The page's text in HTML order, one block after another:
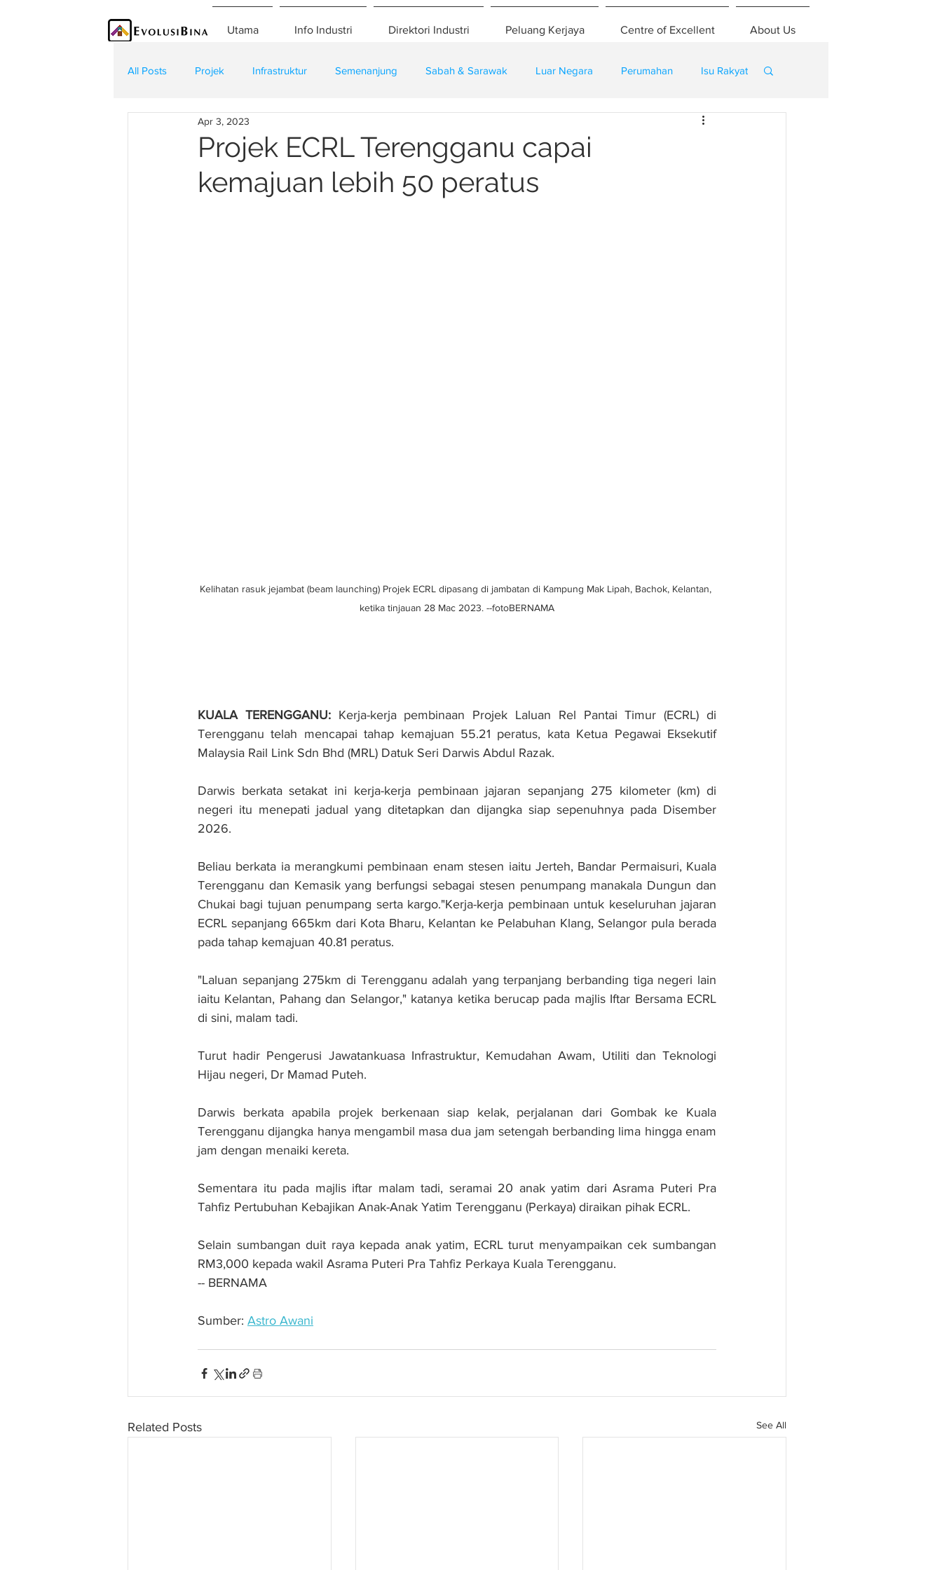
Utama Info Industri Direktori Industri Peluang Kerjaya Centre of Excellent About Us
All Posts Projek Infrastruktur Semenanjung Sabah & Sarawak Luar Negara Perumahan Isu Rakyat
Teknologi Kontraktor
Projek ECRL Terengganu capai
kemajuan lebih 50 peratus
Apr 3, 2023
Kelihatan rasuk jejambat (beam launching) Projek ECRL dipasang di jambatan di Kampung Mak Lipah, Bachok, Kelantan,
ketika tinjauan 28 Mac 2023. --fotoBERNAMA
KUALA TERENGGANU: Kerja-kerja pembinaan Projek Laluan Rel Pantai Timur (ECRL) di
Terengganu telah mencapai tahap kemajuan 55.21 peratus, kata Ketua Pegawai Eksekutif
Malaysia Rail Link Sdn Bhd (MRL) Datuk Seri Darwis Abdul Razak.
Darwis berkata setakat ini kerja-kerja pembinaan jajaran sepanjang 275 kilometer (km) di
negeri itu menepati jadual yang ditetapkan dan dijangka siap sepenuhnya pada Disember
2026.
Beliau berkata ia merangkumi pembinaan enam stesen iaitu Jerteh, Bandar Permaisuri, Kuala
Terengganu dan Kemasik yang berfungsi sebagai stesen penumpang manakala Dungun dan
Chukai bagi tujuan penumpang serta kargo."Kerja-kerja pembinaan untuk keseluruhan jajaran
ECRL sepanjang 665km dari Kota Bharu, Kelantan ke Pelabuhan Klang, Selangor pula berada
pada tahap kemajuan 40.81 peratus.
"Laluan sepanjang 275km di Terengganu adalah yang terpanjang berbanding tiga negeri lain
iaitu Kelantan, Pahang dan Selangor," katanya ketika berucap pada majlis Iftar Bersama ECRL
di sini, malam tadi.
Turut hadir Pengerusi Jawatankuasa Infrastruktur, Kemudahan Awam, Utiliti dan Teknologi
Hijau negeri, Dr Mamad Puteh.
Darwis berkata apabila projek berkenaan siap kelak, perjalanan dari Gombak ke Kuala
Terengganu dijangka hanya mengambil masa dua jam setengah berbanding lima hingga enam
jam dengan menaiki kereta.
Sementara itu pada majlis iftar malam tadi, seramai 20 anak yatim dari Asrama Puteri Pra
Tahfiz Pertubuhan Kebajikan Anak-Anak Yatim Terengganu (Perkaya) diraikan pihak ECRL.
Selain sumbangan duit raya kepada anak yatim, ECRL turut menyampaikan cek sumbangan
RM3,000 kepada wakil Asrama Puteri Pra Tahfiz Perkaya Kuala Terengganu.
-- BERNAMA
Sumber: Astro Awani
Related Posts See All